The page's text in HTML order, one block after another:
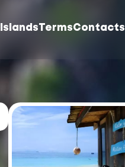
Islands TermsContacts